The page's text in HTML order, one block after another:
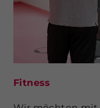
Fitness